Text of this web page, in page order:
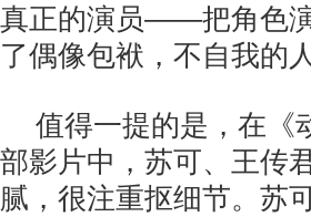
真正的演员——把角色
了偶像包袱，不自我的
值得一提的是，在《
部影片中，苏可、王传
腻，很注重抠细节。苏